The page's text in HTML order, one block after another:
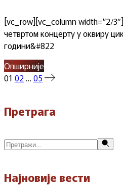
[vc_row][vc_column width=“2/
четвртом концерту у оквиру
години&#822
Опширније
Пагинација
чланака
01 02… 05
Претрага
Претражи
Најновије вести